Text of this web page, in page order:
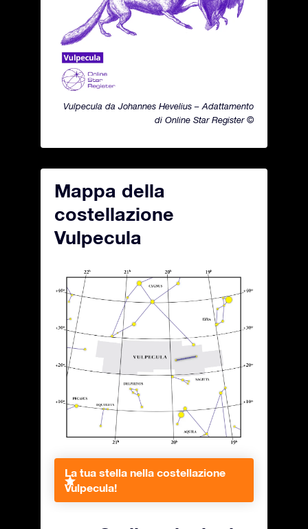
Vulpecula da Johannes Hevelius – Adattamento
di Online Star Register ©
Mappa della
costellazione
Vulpecula
La tua stella nella costellazione
Vulpecula!